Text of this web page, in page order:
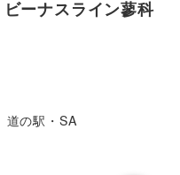
ビーナスライン蓼科
ジャンル
道の駅・SA